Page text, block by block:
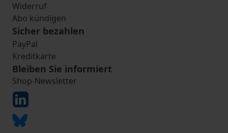
Widerruf
Abo kündigen
Sicher bezahlen
PayPal
Kreditkarte
Bleiben Sie informiert
Shop-Newsletter